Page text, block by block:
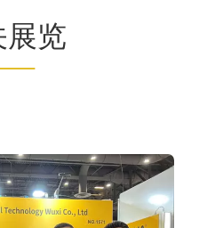
展览